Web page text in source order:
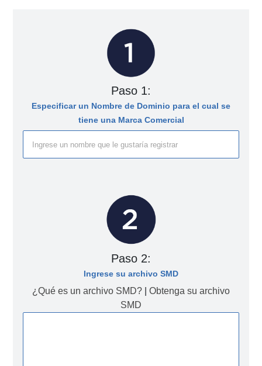
Paso 1:
Especificar un Nombre de Dominio para el cual se
tiene una Marca Comercial
Paso 2:
Ingrese su archivo SMD
¿Qué es un archivo SMD?
Obtenga su archivo
SMD